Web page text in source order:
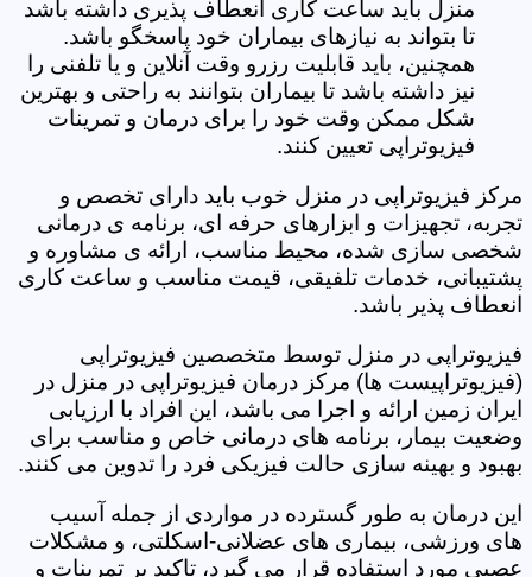
منزل باید ساعت کاری انعطاف پذیری داشته باشد
تا بتواند به نیازهای بیماران خود پاسخگو باشد.
همچنین، باید قابلیت رزرو وقت آنلاین و یا تلفنی را
نیز داشته باشد تا بیماران بتوانند به راحتی و بهترین
شکل ممکن وقت خود را برای درمان و تمرینات
فیزیوتراپی تعیین کنند.
مرکز فیزیوتراپی در منزل خوب باید دارای تخصص و
تجربه، تجهیزات و ابزارهای حرفه ای، برنامه ی درمانی
شخصی سازی شده، محیط مناسب، ارائه ی مشاوره و
پشتیبانی، خدمات تلفیقی، قیمت مناسب و ساعت کاری
انعطاف پذیر باشد.
فیزیوتراپی در منزل توسط متخصصین فیزیوتراپی
(فیزیوتراپیست ها) مرکز درمان فیزیوتراپی در منزل در
ایران زمین ارائه و اجرا می باشد، این افراد با ارزیابی
وضعیت بیمار، برنامه های درمانی خاص و مناسب برای
بهبود و بهینه سازی حالت فیزیکی فرد را تدوین می کنند.
این درمان به طور گسترده در مواردی از جمله آسیب
های ورزشی، بیماری های عضلانی-اسکلتی، و مشکلات
عصبی مورد استفاده قرار می گیرد، تاکید بر تمرینات و